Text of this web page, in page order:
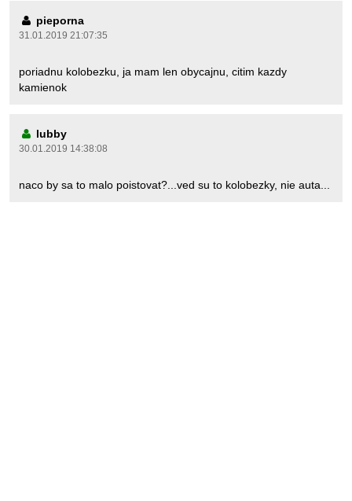
pieporna
31.01.2019 21:07:35
poriadnu kolobezku, ja mam len obycajnu, citim kazdy
kamienok
lubby
30.01.2019 14:38:08
naco by sa to malo poistovat?...ved su to kolobezky, nie auta...